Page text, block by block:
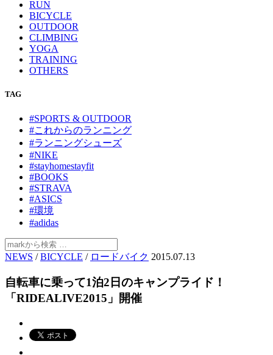
RUN
BICYCLE
OUTDOOR
CLIMBING
YOGA
TRAINING
OTHERS
TAG
#SPORTS & OUTDOOR
#これからのランニング
#ランニングシューズ
#NIKE
#stayhomestayfit
#BOOKS
#STRAVA
#ASICS
#環境
#adidas
NEWS /BICYCLE / ロードバイク 2015.07.13
自転車に乗って1泊2日のキャンプライド！
「RIDEALIVE2015」開催